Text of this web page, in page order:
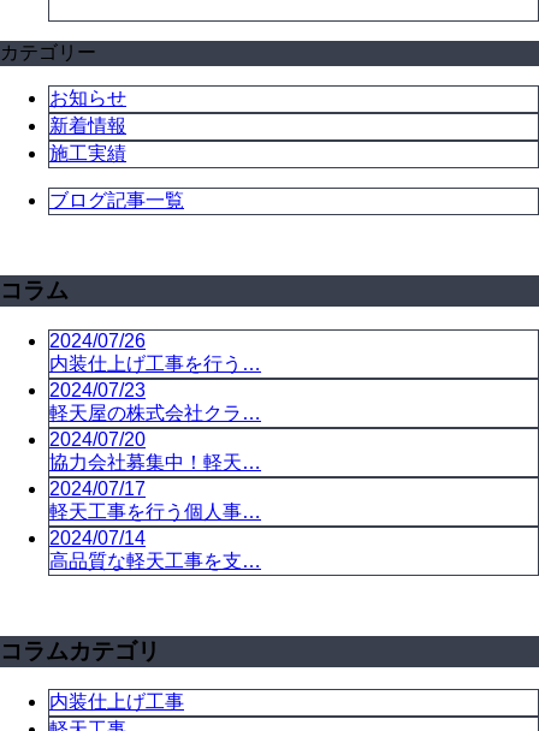
カテゴリー
お知らせ
新着情報
施工実績
ブログ記事一覧
コラム
2024/07/26
内装仕上げ工事を行う…
2024/07/23
軽天屋の株式会社クラ…
2024/07/20
協力会社募集中！軽天…
2024/07/17
軽天工事を行う個人事…
2024/07/14
高品質な軽天工事を支…
コラムカテゴリ
内装仕上げ工事